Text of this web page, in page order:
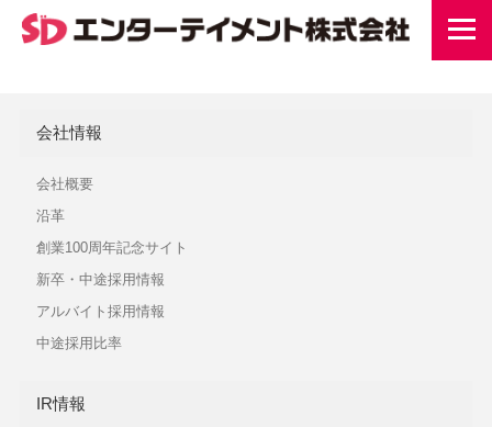
会社情報
会社概要
沿革
創業100周年記念サイト
新卒・中途採用情報
アルバイト採用情報
中途採用比率
IR情報